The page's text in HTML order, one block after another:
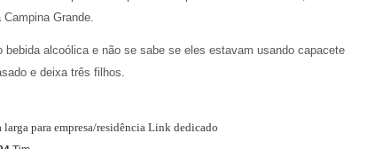
Grande.
bebida alcoólica e não se sabe se eles estavam usando capacete
e deixa três filhos.
para empresa/residência Link dedicado